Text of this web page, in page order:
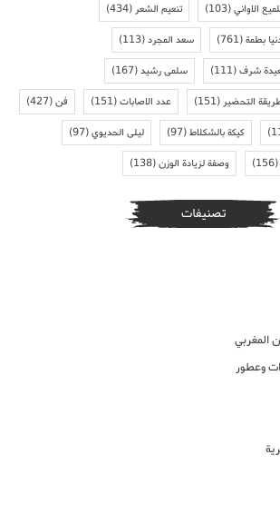
الاواني(103) تنعيم الشعر(434)
بطمة(761) سعد المجرد(113)
شرف(111) سلمى رشيد(167)
التحضير(151) عدد الاصابات(151) فن(427)
كيكة بالشكلاط(97) ليلى الحديوي(97)
(156) وصفة لزيادة الوزن(138)
تصنيفات
المغربي
وعطور